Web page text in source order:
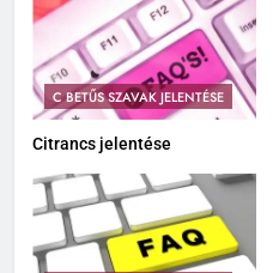
C BETŰS SZAVAK JELENTÉSE
Citrancs jelentése